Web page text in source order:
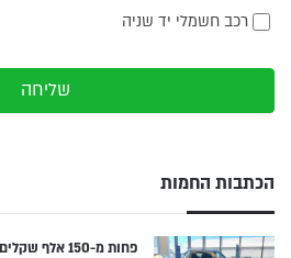
רכב חשמלי יד שניה
שליחה
הכתבות החמות
פחות מ-150 אלף שקלים: BYD אטו 2 בישראל